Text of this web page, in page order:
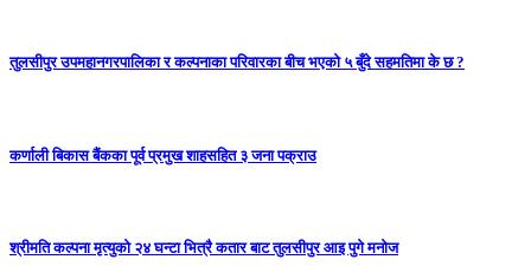
तुलसीपुर उपमहानगरपालिका र कल्पनाका परिवारका बीच भएको ५ बुँदे सहमतिमा के छ ?
कर्णाली बिकास बैंकका पूर्व प्रमुख शाहसहित ३ जना पक्राउ
श्रीमति कल्पना मृत्युको २४ घन्टा भित्रै कतार बाट तुलसीपुर आइ पुगे मनोज